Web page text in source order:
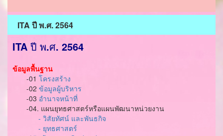
ITA ปี พ.ศ. 2564
ITA ปี พ.ศ. 2564
ข้อมูลพื้นฐาน
-01 โครงสร้าง
-02 ข้อมูลผู้บริหาร
-03 อำนาจหน้าที่
-04. แผนยุทธศาสตร์หรือแผนพัฒนาหน่วยงาน
- วิสัยทัศน์ และพันธกิจ
- ยุทธศาสตร์